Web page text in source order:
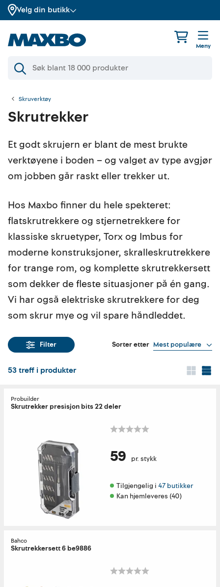
Velg din butikk
Meny
Skruverktøy
Skrutrekker
Et godt skrujern er blant de mest brukte
verktøyene i boden – og valget av type avgjør
om jobben går raskt eller trekker ut.
Hos Maxbo finner du hele spekteret:
flatskrutrekkere og stjernetrekkere for
klassiske skruetyper, Torx og Imbus for
moderne konstruksjoner, skralleskrutrekkere
for trange rom, og komplette skrutrekkersett
som dekker de fleste situasjoner på én gang.
Vi har også elektriske skrutrekkere for deg
som skrur mye og vil spare håndleddet.
Filter Sorter etter Mest populære
53treff i produkter
Probuilder
Skrutrekker presisjon bits 22 deler
59 pr. stykk
Tilgjengelig i 47 butikker
Kan hjemleveres (40)
Bahco
Skrutrekkersett 6 be9886